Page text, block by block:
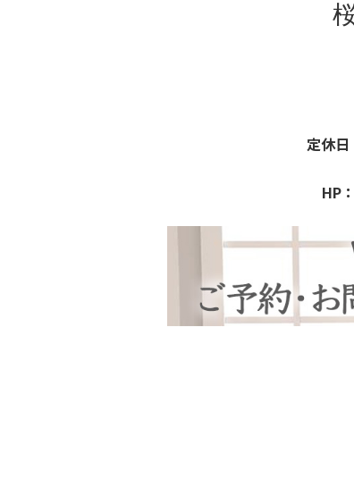
定休日
HP：